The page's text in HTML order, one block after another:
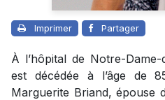
Imprimer Partager
À l’hôpital de Notre-
est décédée à l’âge de
Marguerite Briand, épouse